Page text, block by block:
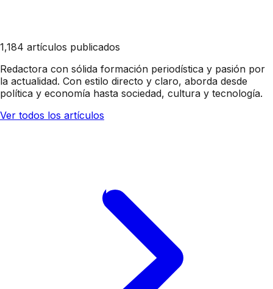
1,184 artículos publicados
Redactora con sólida formación periodística y pasión por
la actualidad. Con estilo directo y claro, aborda desde
política y economía hasta sociedad, cultura y tecnología.
Ver todos los artículos